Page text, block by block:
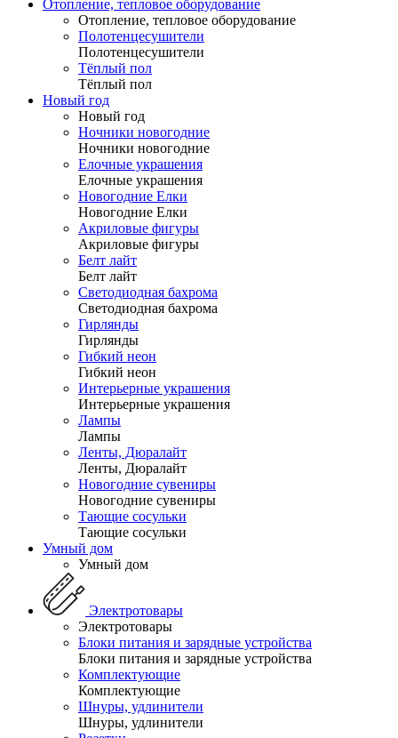
Отопление, тепловое оборудование
Отопление, тепловое оборудование
Полотенцесушители
Полотенцесушители
Тёплый пол
Тёплый пол
Новый год
Новый год
Ночники новогодние
Ночники новогодние
Елочные украшения
Елочные украшения
Новогодние Елки
Новогодние Елки
Акриловые фигуры
Акриловые фигуры
Белт лайт
Белт лайт
Светодиодная бахрома
Светодиодная бахрома
Гирлянды
Гирлянды
Гибкий неон
Гибкий неон
Интерьерные украшения
Интерьерные украшения
Лампы
Лампы
Ленты, Дюралайт
Ленты, Дюралайт
Новогодние сувениры
Новогодние сувениры
Тающие сосульки
Тающие сосульки
Умный дом
Умный дом
Электротовары
Электротовары
Блоки питания и зарядные устройства
Блоки питания и зарядные устройства
Комплектующие
Комплектующие
Шнуры, удлинители
Шнуры, удлинители